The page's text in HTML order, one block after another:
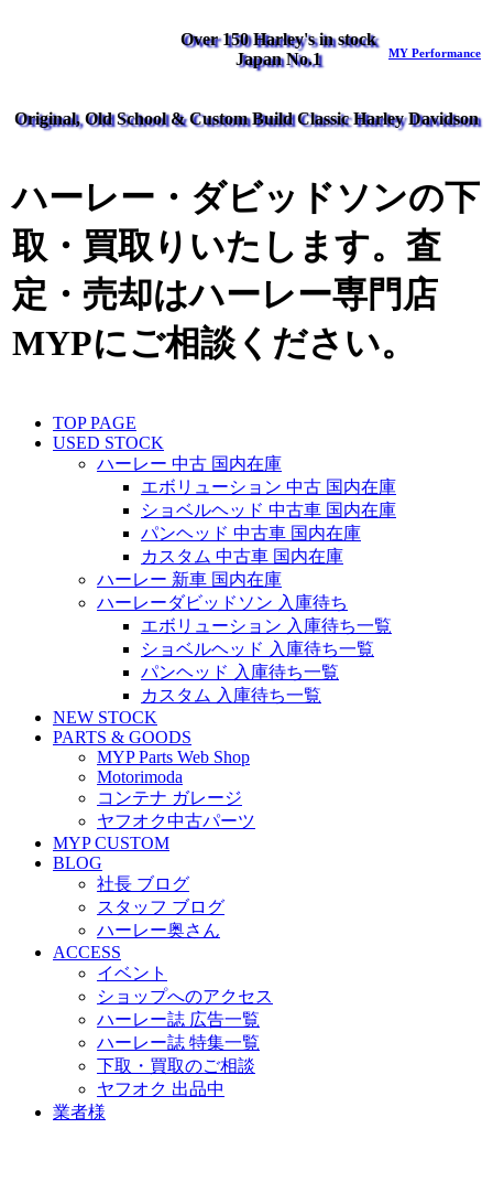
Over 150 Harley's in stock
Japan No.1
MY Performance
Original, Old School & Custom Build Classic Harley Davidson
ハーレー・ダビッドソンの下
取・買取りいたします。査
定・売却はハーレー専門店
MYPにご相談ください。
TOP PAGE
USED STOCK
ハーレー 中古 国内在庫
エボリューション 中古 国内在庫
ショベルヘッド 中古車 国内在庫
パンヘッド 中古車 国内在庫
カスタム 中古車 国内在庫
ハーレー 新車 国内在庫
ハーレーダビッドソン 入庫待ち
エボリューション 入庫待ち一覧
ショベルヘッド 入庫待ち一覧
パンヘッド 入庫待ち一覧
カスタム 入庫待ち一覧
NEW STOCK
PARTS & GOODS
MYP Parts Web Shop
Motorimoda
コンテナ ガレージ
ヤフオク中古パーツ
MYP CUSTOM
BLOG
社長 ブログ
スタッフ ブログ
ハーレー奥さん
ACCESS
イベント
ショップへのアクセス
ハーレー誌 広告一覧
ハーレー誌 特集一覧
下取・買取のご相談
ヤフオク 出品中
業者様